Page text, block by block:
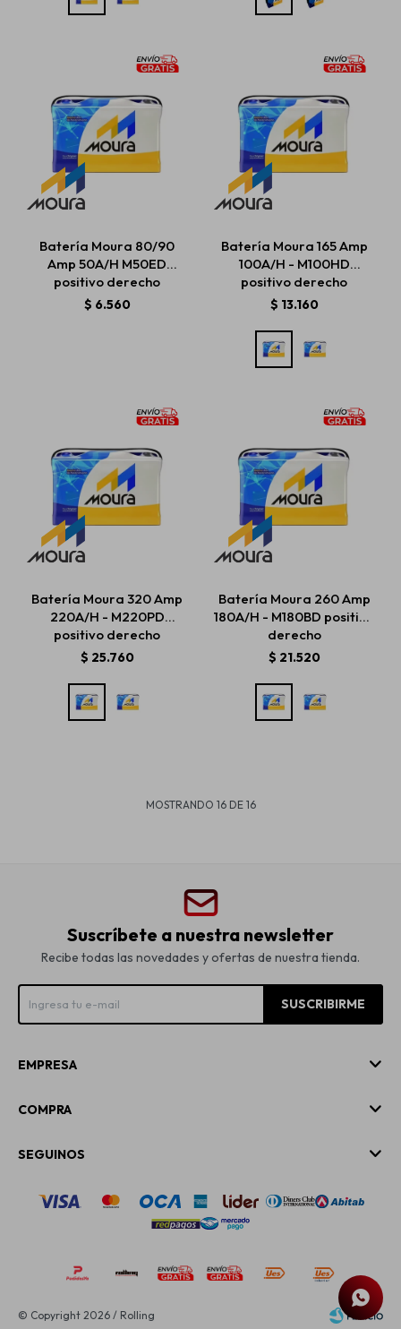
Batería Moura 80/90
Amp 50A/H M50ED
positivo derecho
$ 6.560
Batería Moura 165 Amp
100A/H - M100HD
positivo derecho
$ 13.160
Batería Moura 320 Amp
220A/H - M220PD
positivo derecho
$ 25.760
Batería Moura 260 Amp
180A/H - M180BD positivo
derecho
$ 21.520
MOSTRANDO 16DE 16
Suscríbete a nuestra newsletter
Recibe todas las novedades y ofertas de nuestra tienda.
SUSCRIBIRME
EMPRESA
COMPRA
SEGUINOS
© Copyright 2026 / Rolling